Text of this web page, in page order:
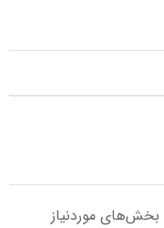
بخش‌های موردنیاز